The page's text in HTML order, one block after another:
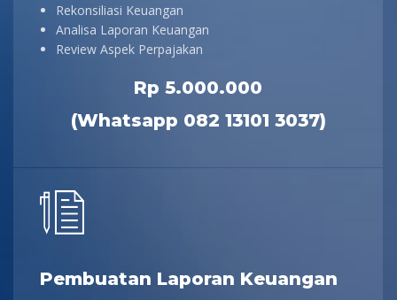
Rekonsiliasi Keuangan
Analisa Laporan Keuangan
Review Aspek Perpajakan
Rp 5.000.000
(Whatsapp 082 13101 3037)
Pembuatan Laporan Keuangan